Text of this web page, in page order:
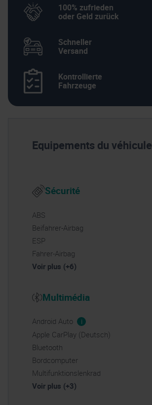
100% zufrieden
oder Geld zurück
Schneller
Versand
Kontrollierte
Fahrzeuge
Equipements du véhicule
Sécurité
ABS
Beifahrer-Airbag
ESP
Fahrer-Airbag
Voir plus (+6)
Multimédia
Android Auto i
Apple CarPlay (Deutsch)
Bluetooth
Bordcomputer
Multifunktionslenkrad
Voir plus (+3)